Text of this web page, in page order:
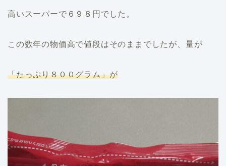
高いスーパーで６９８円でした。
この数年の物価高で値段はそのままでしたが、量が
「たっぷり８００グラム」が